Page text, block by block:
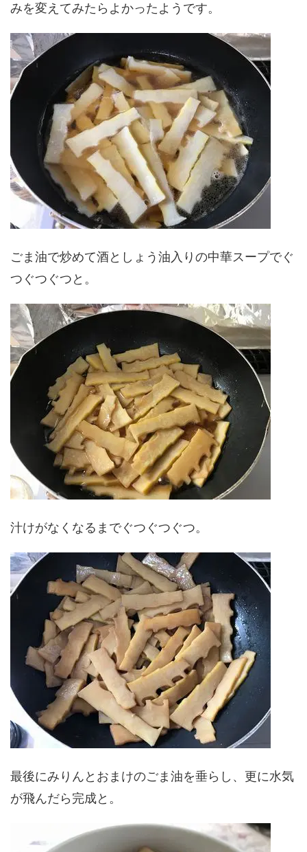
みを変えてみたらよかったようです。
ごま油で炒めて酒としょう油入りの中華スープでぐ
つぐつぐつと。
汁けがなくなるまでぐつぐつぐつ。
最後にみりんとおまけのごま油を垂らし、更に水気
が飛んだら完成と。